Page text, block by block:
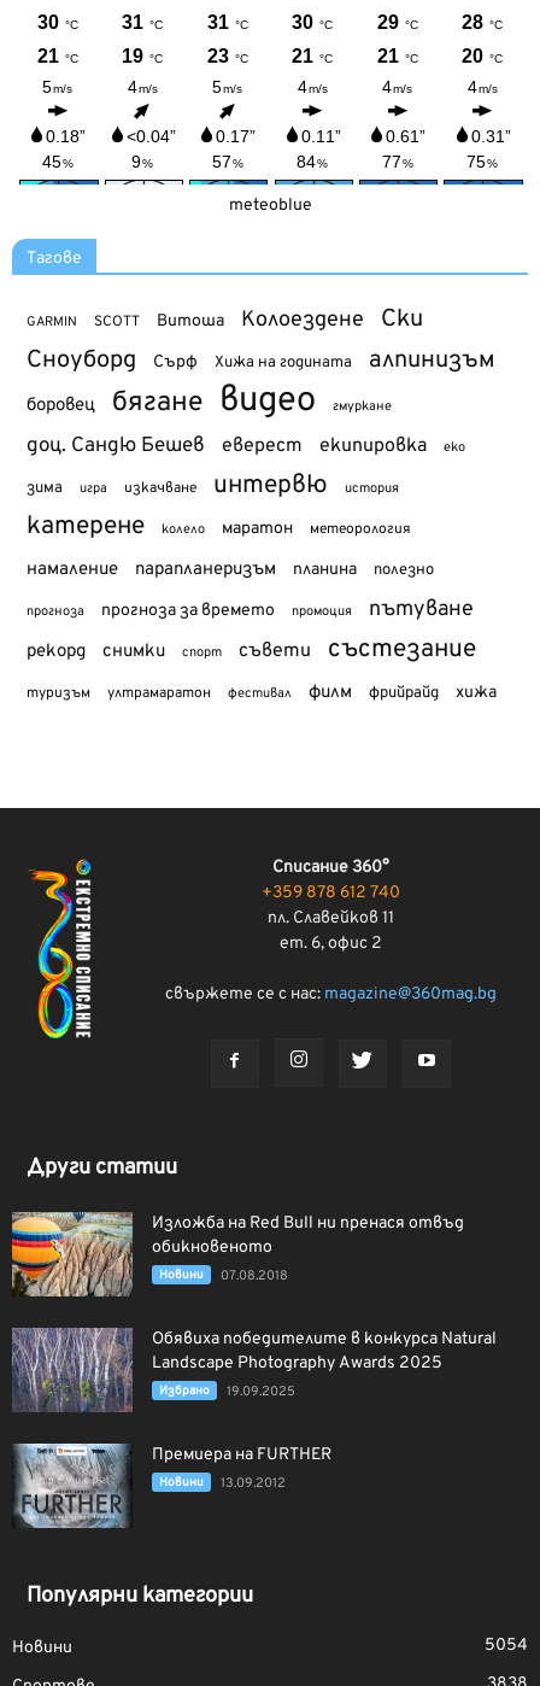
meteoblue
Тагове
GARMIN SCOTT Витоша Колоездене Ски
Сноуборд Сърф Хижа на годината алпинизъм
боровец бягане видео гмуркане
доц. Сандю Бешев еверест екипировка еко
зима игра изкачване интервю история
катерене колело маратон метеорология
намаление парапланеризъм планина полезно
прогноза прогноза за времето промоция пътуване
рекорд снимки спорт съвети състезание
туризъм ултрамаратон фестивал филм фрийрайд хижа
Списание 360°
+359 878 612 740
пл. Славейков 11
ет. 6, офис 2
свържете се с нас: magazine@360mag.bg
Други статии
Изложба на Red Bull ни пренася отвъд
обикновеното
Новини 07.08.2018
Обявиха победителите в конкурса Natural
Landscape Photography Awards 2025
Избрано 19.09.2025
Премиера на FURTHER
Новини 13.09.2012
Популярни категории
Новини
5054